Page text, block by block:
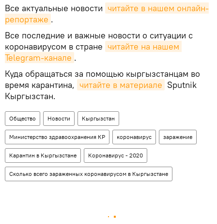
Все актуальные новости читайте в нашем онлайн-
репортаже .
Все последние и важные новости о ситуации с
коронавирусом в стране читайте на нашем
Telegram-канале .
Куда обращаться за помощью кыргызстанцам во
время карантина, читайте в материале Sputnik
Кыргызстан.
Общество Новости Кыргызстан
Министерство здравоохранения КР коронавирус заражение
Карантин в Кыргызстане Коронавирус - 2020
Сколько всего зараженных коронавирусом в Кыргызстане